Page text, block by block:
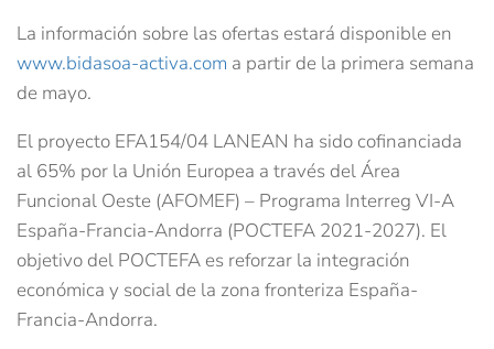
La información sobre las ofertas estará disponible en
www.bidasoa-activa.com a partir de la primera semana
de mayo.
El proyecto EFA154/04 LANEAN ha sido cofinanciada
al 65% por la Unión Europea a través del Área
Funcional Oeste (AFOMEF) – Programa Interreg VI-A
España-Francia-Andorra (POCTEFA 2021-2027). El
objetivo del POCTEFA es reforzar la integración
económica y social de la zona fronteriza España-
Francia-Andorra.